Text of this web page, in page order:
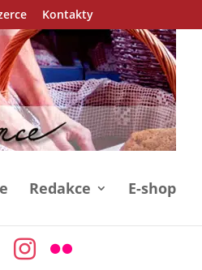
Kontakty
Redakce E-shop
instagram
flickr